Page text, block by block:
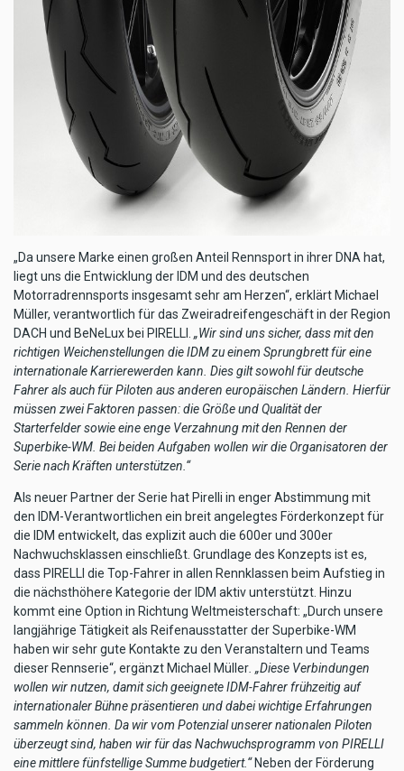
„Da unsere Marke einen großen Anteil Rennsport in ihrer DNA hat,
liegt uns die Entwicklung der IDM und des deutschen
Motorradrennsports insgesamt sehr am Herzen“, erklärt Michael
Müller, verantwortlich für das Zweiradreifengeschäft in der Region
DACH und BeNeLux bei PIRELLI. „Wir sind uns sicher, dass mit den
richtigen Weichenstellungen die IDM zu einem Sprungbrett für eine
internationale Karrierewerden kann. Dies gilt sowohl für deutsche
Fahrer als auch für Piloten aus anderen europäischen Ländern. Hierfür
müssen zwei Faktoren passen: die Größe und Qualität der
Starterfelder sowie eine enge Verzahnung mit den Rennen der
Superbike-WM. Bei beiden Aufgaben wollen wir die Organisatoren der
Serie nach Kräften unterstützen.“
Als neuer Partner der Serie hat Pirelli in enger Abstimmung mit
den IDM-Verantwortlichen ein breit angelegtes Förderkonzept für
die IDM entwickelt, das explizit auch die 600er und 300er
Nachwuchsklassen einschließt. Grundlage des Konzepts ist es,
dass PIRELLI die Top-Fahrer in allen Rennklassen beim Aufstieg in
die nächsthöhere Kategorie der IDM aktiv unterstützt. Hinzu
kommt eine Option in Richtung Weltmeisterschaft: „Durch unsere
langjährige Tätigkeit als Reifenausstatter der Superbike-WM
haben wir sehr gute Kontakte zu den Veranstaltern und Teams
dieser Rennserie“, ergänzt Michael Müller . „Diese Verbindungen
wollen wir nutzen, damit sich geeignete IDM-Fahrer frühzeitig auf
internationaler Bühne präsentieren und dabei wichtige Erfahrungen
sammeln können. Da wir vom Potenzial unserer nationalen Piloten
überzeugt sind, haben wir für das Nachwuchsprogramm von PIRELLI
eine mittlere fünfstellige Summe budgetiert.“Neben der Förderung